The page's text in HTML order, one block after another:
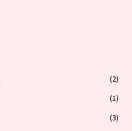
(2)
(1)
(3)